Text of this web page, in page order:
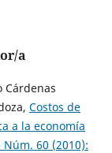
a
Cárdenas
Costos de
a la economía
60 (2010):